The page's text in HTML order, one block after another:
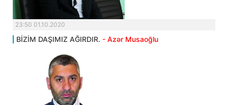
23:50 01.10.2020
BİZİM DAŞIMIZ AĞIRDIR. - Azər Musaoğlu